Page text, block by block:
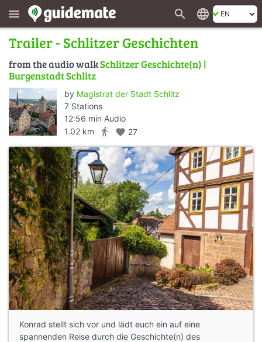
menu search language
Trailer - Schlitzer Geschichten
from the audio walkSchlitzer Geschichte(n) |
Burgenstadt Schlitz
by Magistrat der Stadt Schlitz
7 Stations
12:56 min Audio
1.02 km
directions_walk favorite 27
Konrad stellt sich vor und lädt euch ein auf eine
spannenden Reise durch die Geschichte(n) des